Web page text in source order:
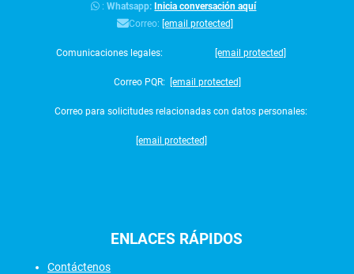
:Whatsapp: Inicia conversación aquí
Correo: [email protected]
Comunicaciones legales: [email protected]
Correo PQR: [email protected]
Correo para solicitudes relacionadas con datos personales:
[email protected]
ENLACES RÁPIDOS
Contáctenos